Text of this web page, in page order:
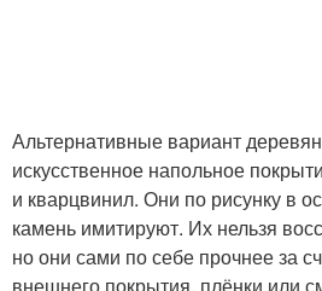
Альтернативные вариант
искусственное напольное
и кварцвинил. Они по рисунку в
камень имитируют. Их нельзя
но они сами по себе прочнее за